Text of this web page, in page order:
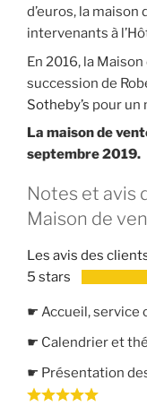
d’euros, la maison
intervenants à
En 2016, la
succession de
Sotheby’s pour un
La maison de
septembre 2019.
Notes et avis
Maison de
Les avis des
5 stars
☛ Accueil, service
☛ Calendrier et
☛ Présentation